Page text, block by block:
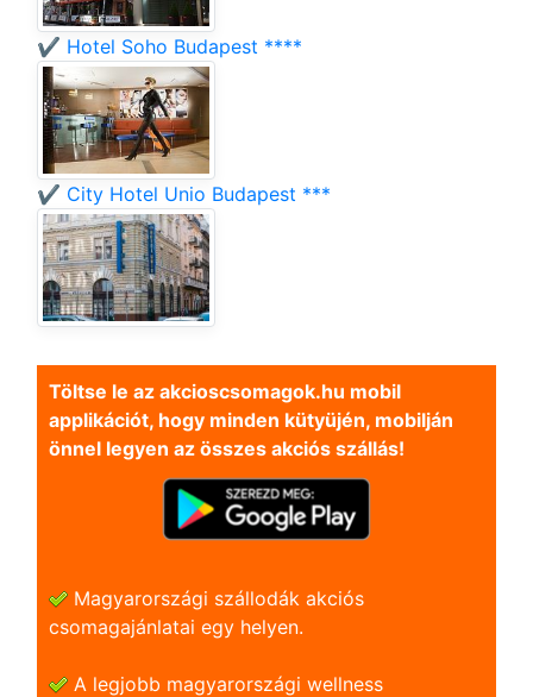
✔️ Hotel Soho Budapest ****
✔️ City Hotel Unio Budapest ***
Töltse le az akcioscsomagok.hu mobil
applikációt, hogy minden kütyüjén, mobilján
önnel legyen az összes akciós szállás!
Magyarországi szállodák akciós
csomagajánlatai egy helyen.
A legjobb magyarországi wellness